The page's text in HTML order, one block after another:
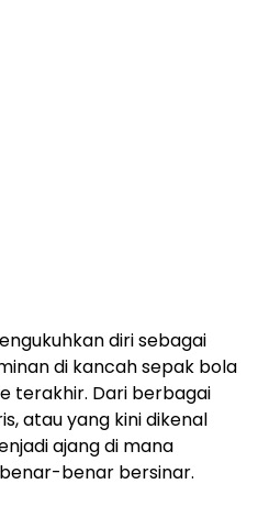
diri sebagai
di kancah sepak bola
terakhir. Dari berbagai
atau yang kini dikenal
ajang di mana
benar bersinar.